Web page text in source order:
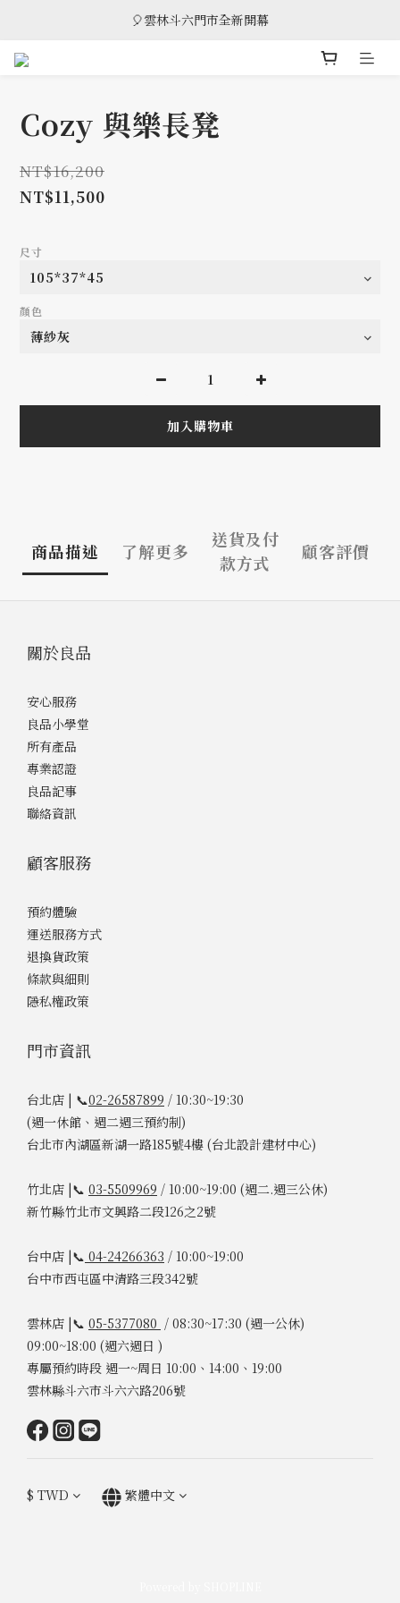
🎈雲林斗六門市全新開幕
🎈雲林斗六門市全新開幕
🎁 消費滿8萬享95折，滿12萬享9折優惠，部分商品除外
Cozy 與樂長凳
NT$16,200
NT$11,500
尺寸
顏色
加入購物車
商品描述 了解更多
送貨及付
款方式
顧客評價
關於良品
安心服務
良品小學堂
所有產品
專業認證
良品記事
聯絡資訊
顧客服務
預約體驗
運送服務方式
退換貨政策
條款與細則
隱私權政策
門市資訊
台北店 | 📞02-26587899 / 10:30~19:30
(週一休館、週二週三預約制)
台北市內湖區新湖一路185號4樓 (台北設計建材中心)
竹北店 |📞 03-5509969 / 10:00~19:00 (週二.週三公休)
新竹縣竹北市文興路二段126之2號
台中店 |📞 04-24266363 / 10:00~19:00
台中市西屯區中清路三段342號
雲林店 |📞 05-5377080 / 08:30~17:30 (週一公休)
09:00~18:00 (週六週日 )
專屬預約時段 週一~周日 10:00、14:00、19:00
雲林縣斗六市斗六六路206號
$ TWD 繁體中文